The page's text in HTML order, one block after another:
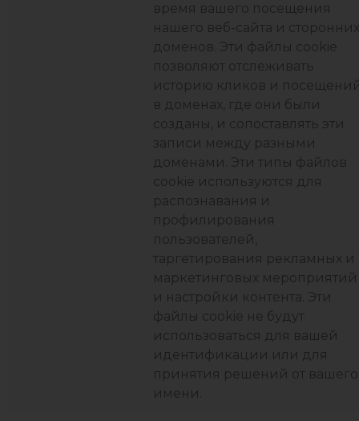
время вашего посещения
нашего веб-сайта и сторонних
доменов. Эти файлы cookie
позволяют отслеживать
историю кликов и
в доменах, где они были
созданы, и сопоставлять эти
записи между разными
доменами. Эти типы файлов
cookie используются для
распознавания и
профилирования
пользователей,
таргетирования рекламных и
маркетинговых мероприятий
и настройки контента. Эти
файлы cookie не будут
использоваться для вашей
идентификации или для
принятия решений от вашего
имени.